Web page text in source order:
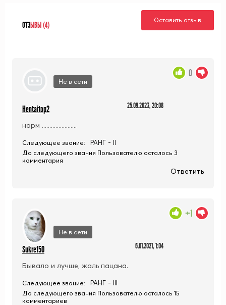
ОТЗЫВЫ (4)
Оставить отзыв
Не в сети
Hentaitop2 25.09.2023, 20:08
норм .......................
0
Следующее звание: РАНГ - II
До следующего звания Пользователю осталось 3
комментария
Ответить
Не в сети
Sukre150 6.01.2021, 1:04
Бывало и лучше, жаль пацана.
+1
Следующее звание: РАНГ - III
До следующего звания Пользователю осталось 15
комментариев